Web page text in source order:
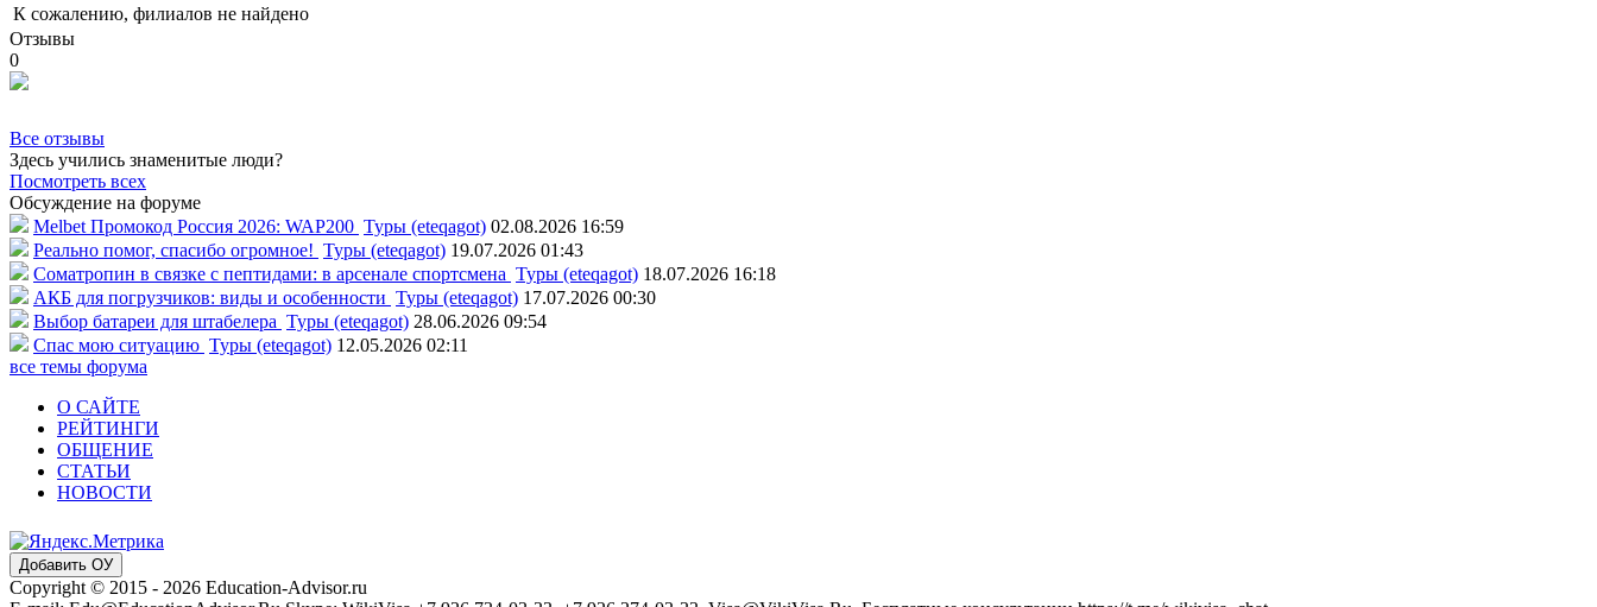
К сожалению, филиалов не найдено
Отзывы
0
Все отзывы
Здесь учились знаменитые люди?
Посмотреть всех
Обсуждение на форуме
Melbet Промокод Россия 2026: WAP200 Туры (eteqagot) 02.08.2026 16:59
Реально помог, спасибо огромное! Туры (eteqagot) 19.07.2026 01:43
Соматропин в связке с пептидами: в арсенале спортсмена Туры (eteqagot) 18.07.2026 16:18
АКБ для погрузчиков: виды и особенности Туры (eteqagot) 17.07.2026 00:30
Выбор батареи для штабелера Туры (eteqagot) 28.06.2026 09:54
Спас мою ситуацию Туры (eteqagot) 12.05.2026 02:11
все темы форума
О САЙТЕ
РЕЙТИНГИ
ОБЩЕНИЕ
СТАТЬИ
НОВОСТИ
Добавить ОУ
Copyright © 2015 - 2026 Education-Advisor.ru